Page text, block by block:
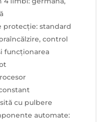
protecţie: standard
control
funcționarea
cu pulbere
automate: